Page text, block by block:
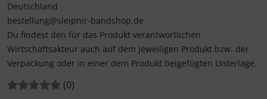
Deutschland
bestellung@sleipnir-bandshop.de
Du findest den für das Produkt verantwortlichen
Wirtschaftsakteur auch auf dem jeweiligen Produkt bzw. der
Verpackung oder in einer dem Produkt beigefügten Unterlage.
Bewertungen:
(0Bewertungen
)